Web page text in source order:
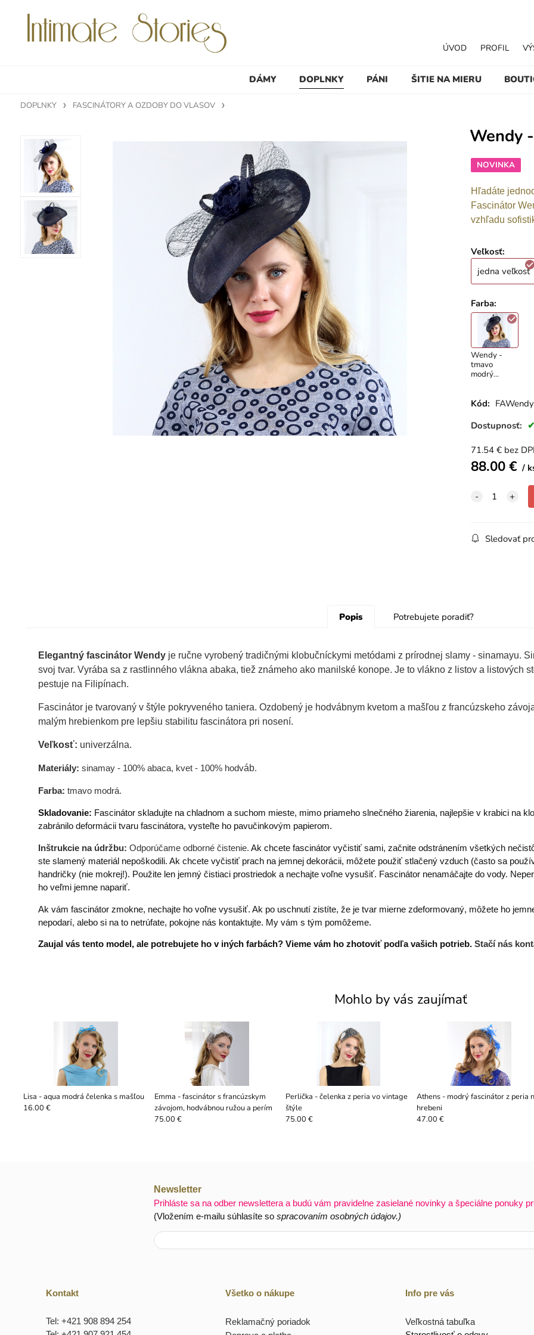
DÁMY DOPLNKY PÁNI ŠITIE NA MIERU
ÚVOD PROFIL
DOPLNKY FASCINÁTORY A OZDOBY DO VLASOV
Wendy
NOVINKA
Hľadáte
Fascinátor
vzhľadu
Veľkosť:
jedna veľkosť
Farba:
Wendy -
tmavo
modrý
Kód: FAWendy
Dostupnosť:
71.54€ bez
88.00€
Sledovať
Popis Potrebujete poradiť?
Elegantný fascinátor Wendy je ručne vyrobený tradičnými klobučníckymi metódami z prírodnej slamy - sinamayu.
svoj tvar. Vyrába sa z rastlinného vlákna abaka, tiež známeho ako manilské konope. Je to vlákno z listov a listových
pestuje na Filipínach.
Fascinátor je tvarovaný v štýle pokryveného taniera. Ozdobený je hodvábnym kvetom a mašľou z francúzskeho
malým hrebienkom pre lepšiu stabilitu fascinátora pri nosení.
Veľkosť: univerzálna.
Materiály: sinamay - 100% abaca, kvet - 100% hodváb.
Farba: tmavo modrá.
Skladovanie: Fascinátor skladujte na chladnom a suchom mieste, mimo priameho slnečného žiarenia, najlepšie v krabici na
zabránilo deformácii tvaru fascinátora, vysteľte ho pavučinkovým papierom.
Inštrukcie na údržbu: Odporúčame odborné čistenie. Ak chcete fascinátor vyčistiť sami, začnite odstránením všetkých
ste slamený materiál nepoškodili. Ak chcete vyčistiť prach na jemnej dekorácii, môžete použiť stlačený vzduch (často sa
handričky (nie mokrej!). Použite len jemný čistiaci prostriedok a nechajte voľne vysušiť. Fascinátor nenamáčajte do vody.
ho veľmi jemne napariť.
Ak vám fascinátor zmokne, nechajte ho voľne vysušiť. Ak po uschnutí zistíte, že je tvar mierne zdeformovaný, môžete ho
nepodarí, alebo si na to netrúfate, pokojne nás kontaktujte. My vám s tým pomôžeme.
Zaujal vás tento model, ale potrebujete ho v iných farbách? Vieme vám ho zhotoviť podľa vašich potrieb. Stačí nás
Mohlo by vás zaujímať
Lisa - aqua modrá čelenka s mašľou
16.00 €
Emma - fascinátor s francúzskym
závojom, hodvábnou ružou a perím
75.00 €
Perlička - čelenka z peria vo vintage
štýle
75.00 €
Athens - modrý fascinátor z peria
hrebeni
47.00 €
Newsletter
Prihláste sa na odber newslettera a budú vám pravidelne zasielané novinky a špeciálne ponuky
(Vložením e-mailu súhlasíte so spracovaním osobných údajov.)
Kontakt
Tel: +421 908 894 254
Všetko o nákupe
Reklamačný poriadok
Info pre vás
Veľkostná tabuľka